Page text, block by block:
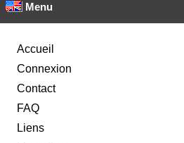
Menu
Accueil
Connexion
Contact
FAQ
Liens